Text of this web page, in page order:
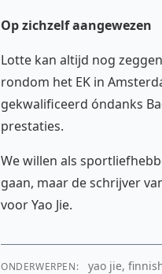
Op zichzelf aangewezen
Lotte kan altijd nog
rondom het EK in
gekwalificeerd óndanks
prestaties.
We willen als
gaan, maar de schrijver
voor Yao Jie.
ONDERWERPEN:
yao jie,